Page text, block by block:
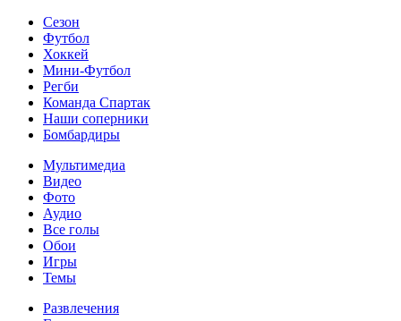
Сезон
Футбол
Хоккей
Мини-Футбол
Регби
Команда Спартак
Наши соперники
Бомбардиры
Мультимедиа
Видео
Фото
Аудио
Все голы
Обои
Игры
Темы
Развлечения